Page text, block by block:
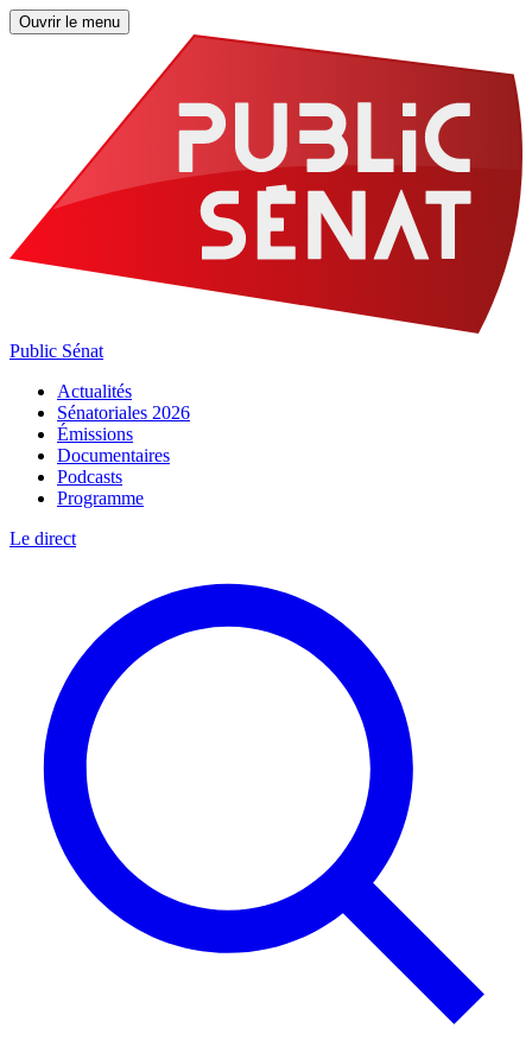
Ouvrir le menu
Public Sénat
Actualités
Sénatoriales 2026
Émissions
Documentaires
Podcasts
Programme
Le direct